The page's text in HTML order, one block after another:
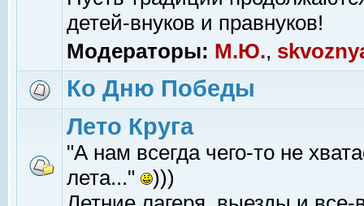
детей-внуков и правнуков!
Модераторы: М.Ю.,
Ко Дню Победы
Лето Круга
"А нам всегда чего-то не
лета..."
)))